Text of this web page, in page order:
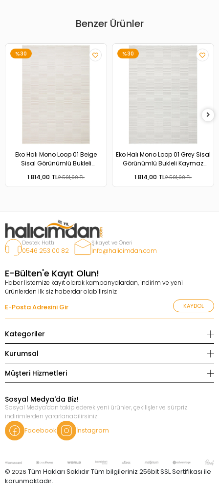
Benzer Ürünler
%30
Eko Halı Mono Loop 01 Beige
Sisal Görünümlü Bukleli
1.814,00 TL2.591,00 TL
%30
Eko Halı Mono Loop 01 Grey Sisal
Görünümlü Bukleli Kaymaz
1.814,00 TL2.591,00 TL
Destek Hattı
0546 253 00 82
Şikayet ve Öneri
info@halicimdan.com
E-Bülten'e Kayıt Olun!
Haber listemize kayıt olarak kampanyalardan, indirim ve yeni
ürünlerden ilk siz haberdar olabilirsiniz
KAYDOL
Kategoriler
Kurumsal
Müşteri Hizmetleri
Sosyal Medya'da Biz!
Sosyal Medya’dan takip ederek yeni ürünler, çekilişler ve sürpriz
indirimlerden yararlanabilirsiniz
Facebook İnstagram
© 2026 Tüm Hakları Saklıdır Tüm bilgileriniz 256bit SSL Sertifikası ile
korunmaktadır.